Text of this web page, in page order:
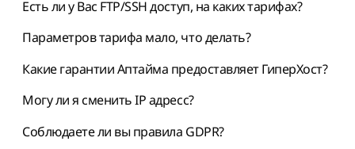
Есть ли у Вас FTP/SSH доступ, на каких тарифах?
Параметров тарифа мало, что делать?
Какие гарантии Аптайма предоставляет ГиперХост?
Могу ли я сменить IP адресс?
Cоблюдаете ли вы правила GDPR?